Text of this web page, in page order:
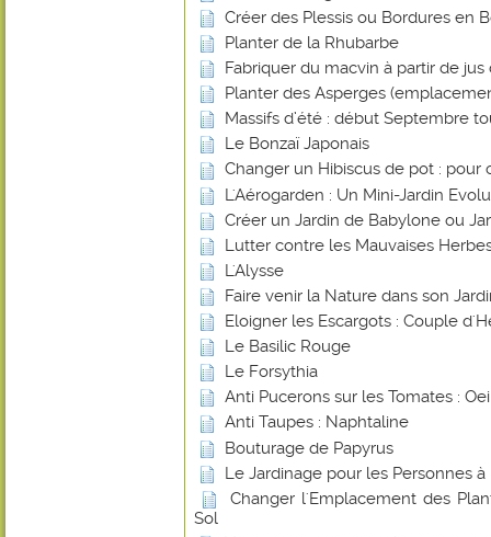
Créer des Plessis ou Bordures en
Planter de la Rhubarbe
Fabriquer du macvin à partir de jus
Planter des Asperges
Massifs d’été : début Septembre
Le Bonzaï Japonais
Changer un Hibiscus de pot : pour
L'Aérogarden : Un Mini-Jardin
Créer un Jardin de Babylone ou
Lutter contre les Mauvaises
L'Alysse
Faire venir la Nature dans son
Eloigner les Escargots : Couple
Le Basilic Rouge
Le Forsythia
Anti Pucerons sur les Tomates :
Anti Taupes : Naphtaline
Bouturage de Papyrus
Le Jardinage pour les Personnes
Changer l'Emplacement des
Sol